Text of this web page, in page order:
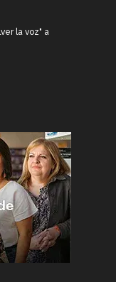
la voz" a